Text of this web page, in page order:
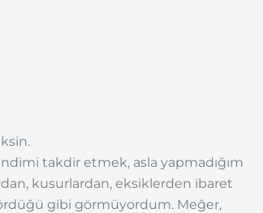
takdir etmek, asla yapmadığım
kusurlardan, eksiklerden ibaret
gibi görmüyordum. Meğer,